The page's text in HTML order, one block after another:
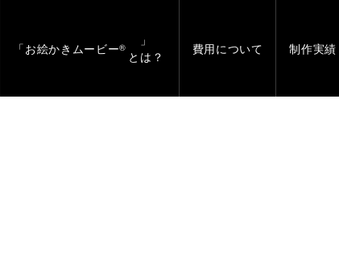
「お絵かきムービー®
」
とは？
費用について 制作実績